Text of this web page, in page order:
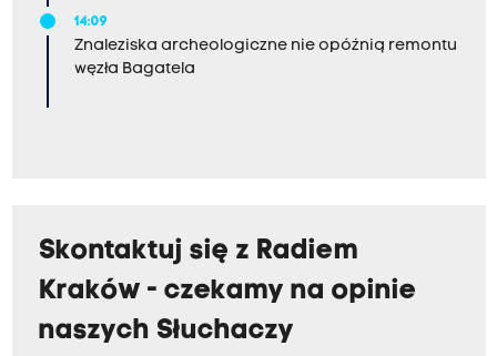
14:09
Znaleziska archeologiczne nie opóźnią remontu
węzła Bagatela
Skontaktuj się z Radiem
Kraków - czekamy na opinie
naszych Słuchaczy